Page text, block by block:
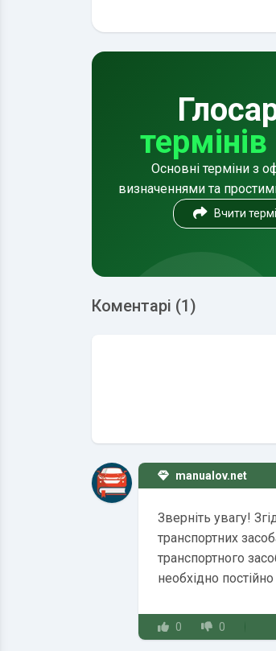
термінів
Основні терміни з
визначеннями та
Вчити
Коментарі (1)
manualov.net
Зверніть увагу!
транспортних
транспортного
необхідно
0 0